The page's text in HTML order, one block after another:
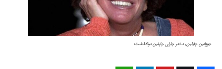
جوزفین چاپلین، دختر چارلی چاپلین درگذشت